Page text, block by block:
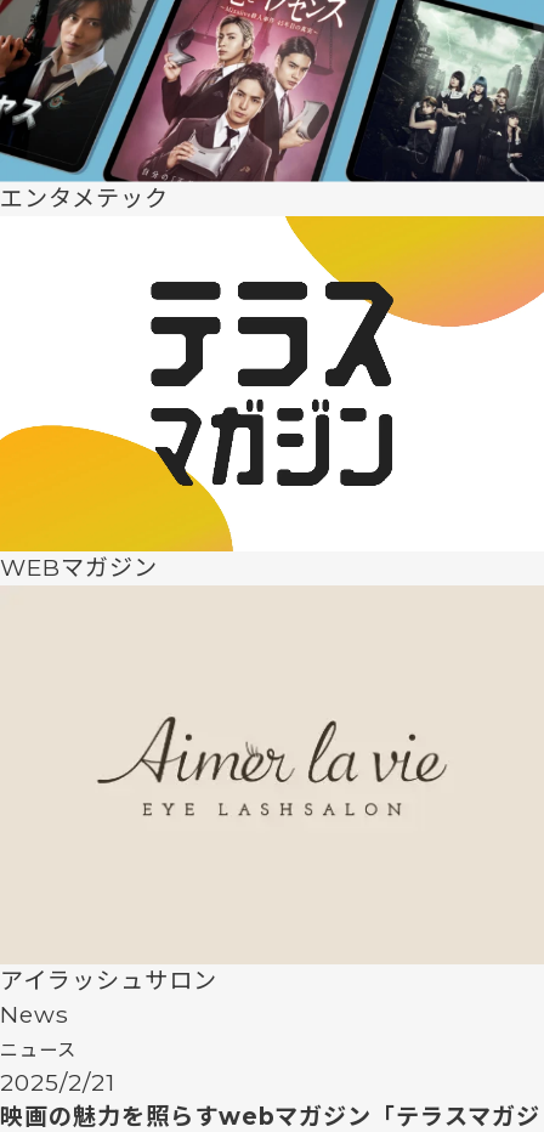
エンタメテック
WEBマガジン
アイラッシュサロン
News
ニュース
2025/2/21
映画の魅力を照らすwebマガジン「テラスマガジ